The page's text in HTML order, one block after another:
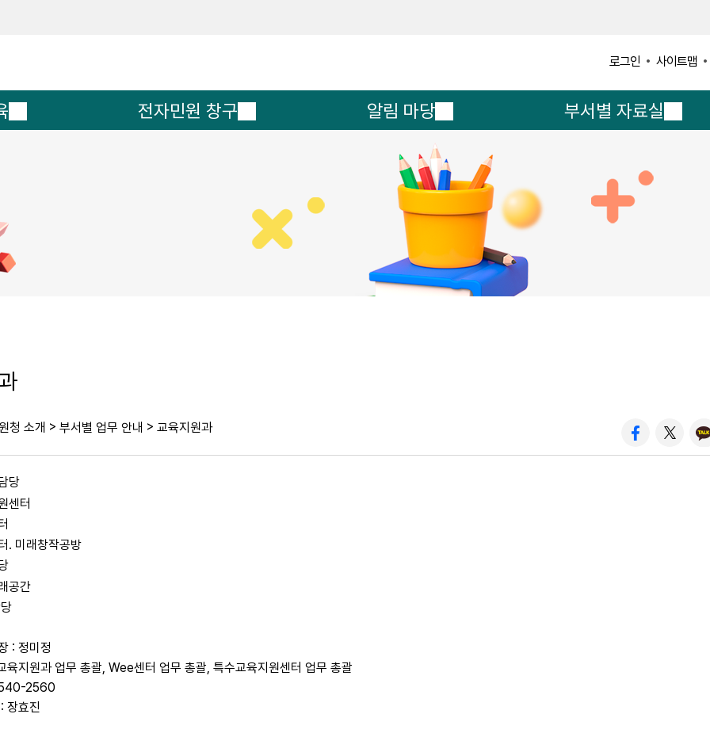
로그인 사이트맵
전자민원 창구 알림 마당 부서별 자료실
청 소개 > 부서별 업무 안내 > 교육지원과
당
센터
․ 미래창작공방
공간
: 정미정
육지원과 업무 총괄, Wee센터 업무 총괄, 특수교육지원센터 업무 총괄
2560
장효진